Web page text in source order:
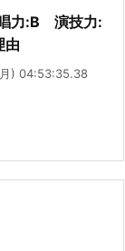
力:B 演技力:
由
) 04:53:35.38